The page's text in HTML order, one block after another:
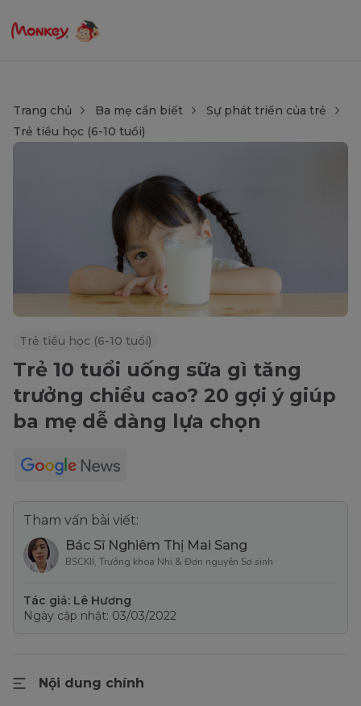
Trang chủ Ba mẹ cần biết
Sự phát triển của trẻ
Trẻ tiểu học (6-10 tuổi)
Trẻ tiểu học (6-10 tuổi)
Trẻ 10 tuổi uống sữa gì tăng
trưởng chiều cao? 20 gợi ý giúp
ba mẹ dễ dàng lựa chọn
Tham vấn bài viết:
Bác Sĩ Nghiêm Thị Mai Sang
BSCKII, Trưởng khoa Nhi & Đơn nguyên Sơ sinh
Tác giả: Lê Hương
Ngày cập nhật: 03/03/2022
Nội dung chính